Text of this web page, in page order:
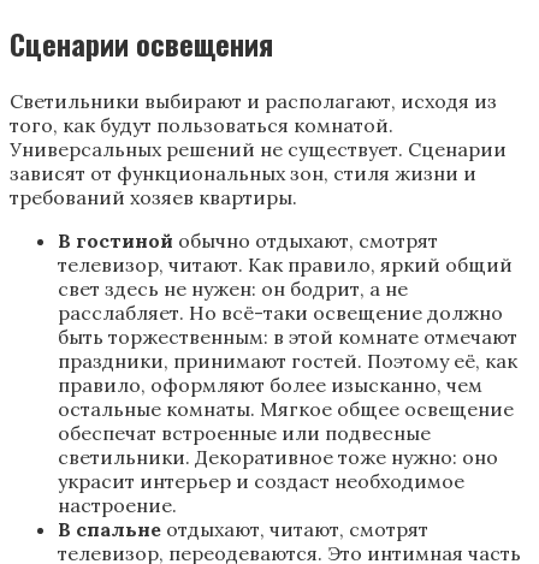
Сценарии освещения
Светильники выбирают и располагают, исходя из
того, как будут пользоваться комнатой.
Универсальных решений не существует. Сценарии
зависят от функциональных зон, стиля жизни и
требований хозяев квартиры.
В гостиной обычно отдыхают, смотрят
телевизор, читают. Как правило, яркий общий
свет здесь не нужен: он бодрит, а не
расслабляет. Но всё-таки освещение должно
быть торжественным: в этой комнате отмечают
праздники, принимают гостей. Поэтому её, как
правило, оформляют более изысканно, чем
остальные комнаты. Мягкое общее освещение
обеспечат встроенные или подвесные
светильники. Декоративное тоже нужно: оно
украсит интерьер и создаст необходимое
настроение.
В спальне отдыхают, читают, смотрят
телевизор, переодеваются. Это интимная часть